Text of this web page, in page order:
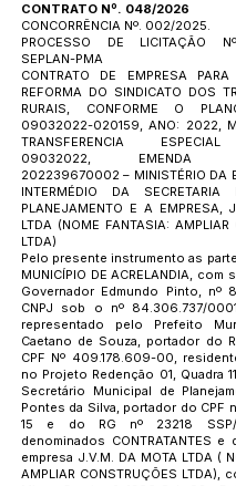
CONTRATO Nº. 048/2026
CONCORRÊNCIA Nº. 002/2025.
PROCESSO DE LICITAÇÃO
SEPLAN-PMA
CONTRATO DE EMPRESA
REFORMA DO SINDICATO DOS
RURAIS, CONFORME O
09032022-020159, ANO: 2022,
TRANSFERENCIA
09032022, EMENDA
202239670002 – MINISTÉRIO DA
INTERMÉDIO DA SECRETARIA
PLANEJAMENTO E A EMPRESA,
LTDA (NOME FANTASIA: AMPLIAR
LTDA)
Pelo presente instrumento as
MUNICÍPIO DE ACRELANDIA, com
Governador Edmundo Pinto, nº
CNPJ sob o nº 84.306.737/
representado pelo Prefeito
Caetano de Souza, portador do
CPF Nº 409.178.609-00,
no Projeto Redenção 01, Quadra
Secretário Municipal de
Pontes da Silva, portador do CPF
15 e do RG nº 23218 SSP/
denominados CONTRATANTES
empresa J.V.M. DA MOTA LTDA (
AMPLIAR CONSTRUÇÕES LTDA),